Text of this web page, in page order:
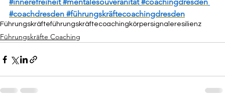
#innerefreiheit #mentalesouveränität #coachingdresden
#coachdresden #führungskräftecoachingdresden
Führungskräfteführungskräftecoaching körpersignaleresilienz
Führungskräfte Coaching